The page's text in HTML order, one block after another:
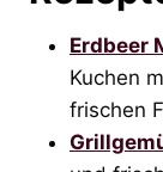
Erdbeer
Kuchen
frischen